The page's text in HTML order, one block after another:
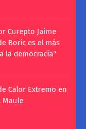
Curepto Jaime
Boric es el más
la democracia"
Calor Extremo en
Maule